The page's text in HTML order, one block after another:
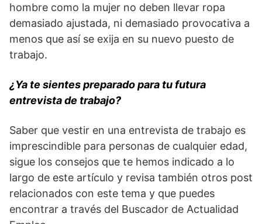
hombre como la mujer no deben llevar ropa
demasiado ajustada, ni demasiado provocativa a
menos que así se exija en su nuevo puesto de
trabajo.
¿Ya te sientes preparado para tu futura
entrevista de trabajo?
Saber que vestir en una entrevista de trabajo es
imprescindible para personas de cualquier edad,
sigue los consejos que te hemos indicado a lo
largo de este artículo y revisa también otros post
relacionados con este tema y que puedes
encontrar a través del Buscador de Actualidad